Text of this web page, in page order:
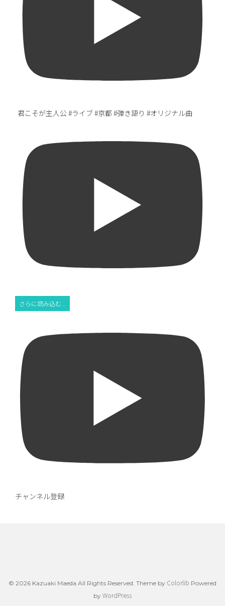
君こそが主人公 #ライブ #京都 #弾き語り #オリジナル曲
さらに読み込む...
チャンネル登録
© 2026 Kazuaki Maeda All Rights Reserved. Theme by Colorlib Powered
by WordPress